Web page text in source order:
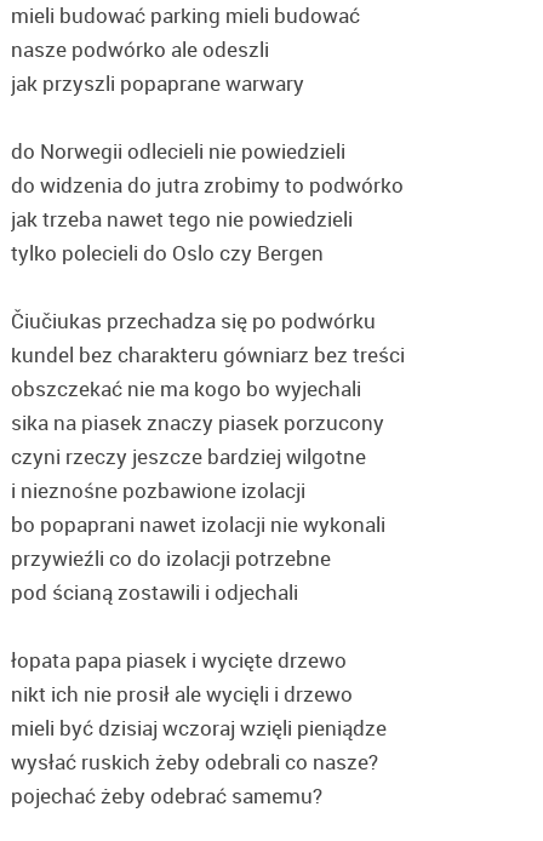
mieli budować parking mieli budować
nasze podwórko ale odeszli
jak przyszli popaprane warwary
do Norwegii odlecieli nie powiedzieli
do widzenia do jutra zrobimy to podwórko
jak trzeba nawet tego nie powiedzieli
tylko polecieli do Oslo czy Bergen
Čiučiukas przechadza się po podwórku
kundel bez charakteru gówniarz bez treści
obszczekać nie ma kogo bo wyjechali
sika na piasek znaczy piasek porzucony
czyni rzeczy jeszcze bardziej wilgotne
i nieznośne pozbawione izolacji
bo popaprani nawet izolacji nie wykonali
przywieźli co do izolacji potrzebne
pod ścianą zostawili i odjechali
łopata papa piasek i wycięte drzewo
nikt ich nie prosił ale wycięli i drzewo
mieli być dzisiaj wczoraj wzięli pieniądze
wysłać ruskich żeby odebrali co nasze?
pojechać żeby odebrać samemu?